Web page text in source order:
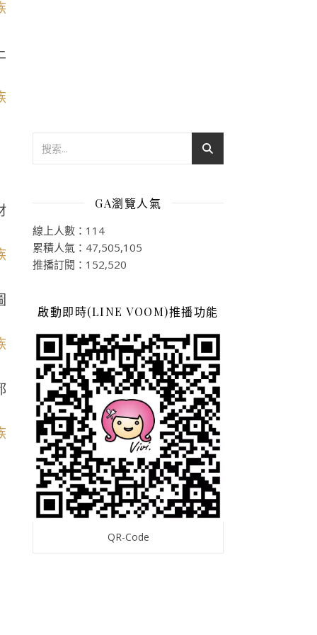
GA瀏覽人氣
線上人數：114
累積人氣：47,505,105
推播訂閱：152,520
啟動即時(LINE VOOM)推播功能
QR-Code